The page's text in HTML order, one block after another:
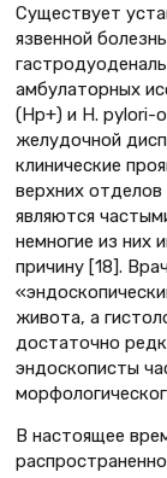
Существует
язвенной
амбулаторных
(Нр+) и H. pylori-
желудочной
клинические
верхних
являются
немногие из них
причину [18].
живота, а
достаточно
эндоскописты
В настоящее